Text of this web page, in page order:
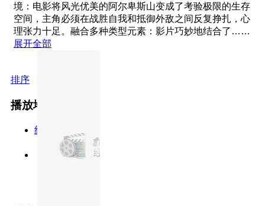
境：电影将风光优美的阿尔卑斯山变成了考验极限的生存
空间，主角必须在战胜自我和抵御外敌之间反复挣扎，心
理张力十足。融合多种类型元素：影片巧妙地结合了……
展开全部
排序
播放地址
线路2